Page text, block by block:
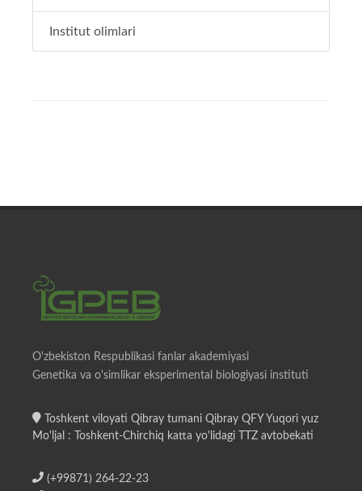
Institut olimlari
O'zbekiston Respublikasi fanlar akademiyasi
Genetika va o'simlikar eksperimental biologiyasi instituti
Toshkent viloyati Qibray tumani Qibray QFY Yuqori yuz
Mo'ljal : Toshkent-Chirchiq katta yo'lidagi TTZ avtobekati
(+99871) 264-22-23